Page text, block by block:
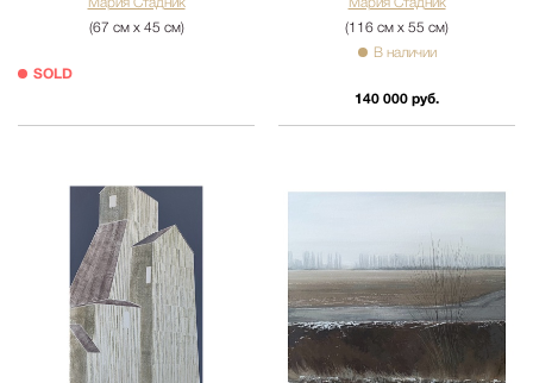
(67 см х 45 см)
SOLD
(116 см х 55 см)
В наличии
140 000 руб.